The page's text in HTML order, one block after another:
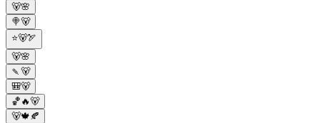
🐻🌸
🍭🐻
⭐🐻🏹
🐻🌸
🍡🐻
🎒🐻
🏀🔥🐻
🐻🍁🍂